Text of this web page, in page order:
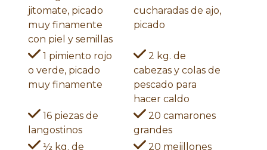
jitomate, picado
muy finamente
con piel y semillas
cucharadas de ajo,
picado
1 pimiento rojo
o verde, picado
muy finamente
2 kg. de
cabezas y colas de
pescado para
hacer caldo
16 piezas de
langostinos
20 camarones
grandes
½ kg. de
20 mejillones